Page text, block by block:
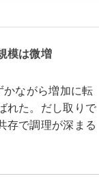
模は微増
ながら増加に転
れた。だし取りで
存で調理が深まる